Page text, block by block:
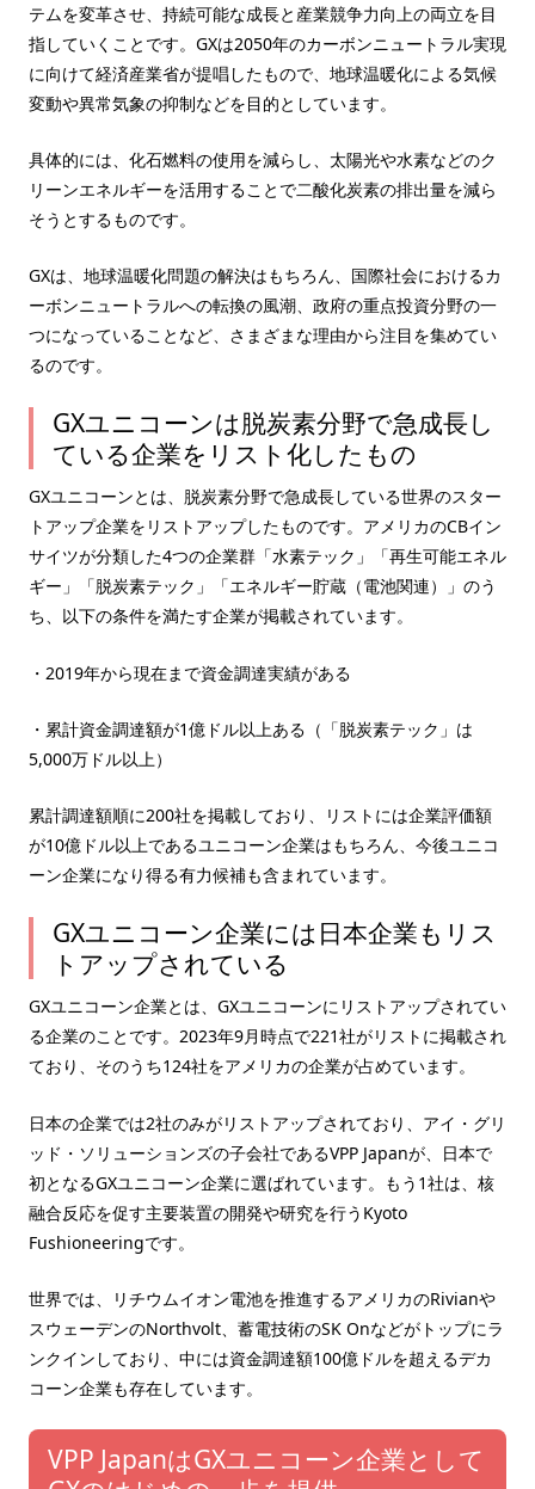
テムを変革させ、持続可能な成長と産業競争力向上の両立を目
指していくことです。GXは2050年のカーボンニュートラル実現
に向けて経済産業省が提唱したもので、地球温暖化による気候
変動や異常気象の抑制などを目的としています。
具体的には、化石燃料の使用を減らし、太陽光や水素などのク
リーンエネルギーを活用することで二酸化炭素の排出量を減ら
そうとするものです。
GXは、地球温暖化問題の解決はもちろん、国際社会におけるカ
ーボンニュートラルへの転換の風潮、政府の重点投資分野の一
つになっていることなど、さまざまな理由から注目を集めてい
るのです。
GXユニコーンは脱炭素分野で急成長し
ている企業をリスト化したもの
GXユニコーンとは、脱炭素分野で急成長している世界のスター
トアップ企業をリストアップしたものです。アメリカのCBイン
サイツが分類した4つの企業群「水素テック」「再生可能エネル
ギー」「脱炭素テック」「エネルギー貯蔵（電池関連）」のう
ち、以下の条件を満たす企業が掲載されています。
・2019年から現在まで資金調達実績がある
・累計資金調達額が1億ドル以上ある（「脱炭素テック」は
5,000万ドル以上）
累計調達額順に200社を掲載しており、リストには企業評価額
が10億ドル以上であるユニコーン企業はもちろん、今後ユニコ
ーン企業になり得る有力候補も含まれています。
GXユニコーン企業には日本企業もリス
トアップされている
GXユニコーン企業とは、GXユニコーンにリストアップされてい
る企業のことです。2023年9月時点で221社がリストに掲載され
ており、そのうち124社をアメリカの企業が占めています。
日本の企業では2社のみがリストアップされており、アイ・グリ
ッド・ソリューションズの子会社であるVPP Japanが、日本で
初となるGXユニコーン企業に選ばれています。もう1社は、核
融合反応を促す主要装置の開発や研究を行うKyoto
Fushioneeringです。
世界では、リチウムイオン電池を推進するアメリカのRivianや
スウェーデンのNorthvolt、蓄電技術のSK Onなどがトップにラ
ンクインしており、中には資金調達額100億ドルを超えるデカ
コーン企業も存在しています。
VPP JapanはGXユニコーン企業として